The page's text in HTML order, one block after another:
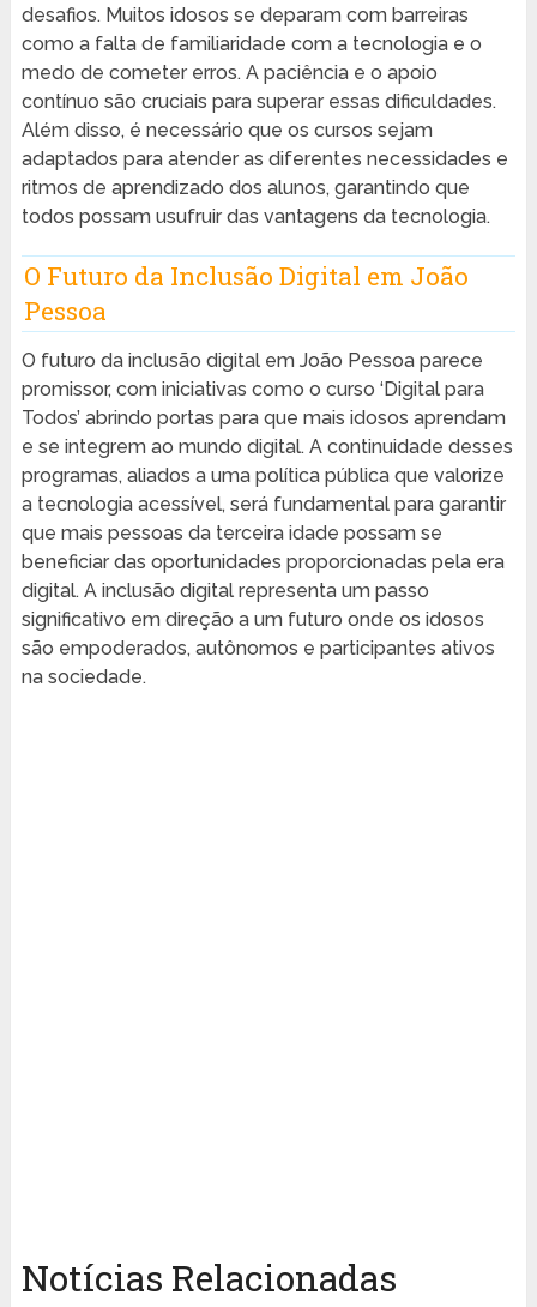
desafios. Muitos idosos se deparam com barreiras
como a falta de familiaridade com a tecnologia e o
medo de cometer erros. A paciência e o apoio
contínuo são cruciais para superar essas dificuldades.
Além disso, é necessário que os cursos sejam
adaptados para atender as diferentes necessidades e
ritmos de aprendizado dos alunos, garantindo que
todos possam usufruir das vantagens da tecnologia.
O Futuro da Inclusão Digital em João
Pessoa
O futuro da inclusão digital em João Pessoa parece
promissor, com iniciativas como o curso ‘Digital para
Todos’ abrindo portas para que mais idosos aprendam
e se integrem ao mundo digital. A continuidade desses
programas, aliados a uma política pública que valorize
a tecnologia acessível, será fundamental para garantir
que mais pessoas da terceira idade possam se
beneficiar das oportunidades proporcionadas pela era
digital. A inclusão digital representa um passo
significativo em direção a um futuro onde os idosos
são empoderados, autônomos e participantes ativos
na sociedade.
Notícias Relacionadas